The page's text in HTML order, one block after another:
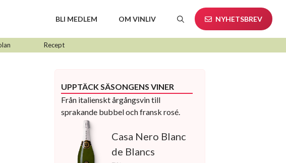
BLI MEDLEM OM VINLIV NYHETSBREV
Recept
UPPTÄCK SÄSONGENS VINER
Från italienskt årgångsvin till
sprakande bubbel och fransk rosé.
Casa Nero Blanc
de Blancs